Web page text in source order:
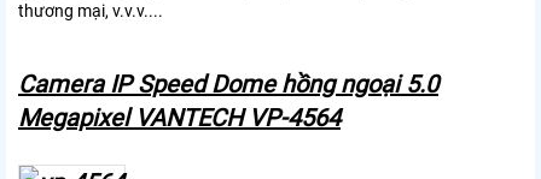
thương mại, v.v.v....
Camera IP Speed Dome hồng ngoại 5.0
Megapixel VANTECH VP-4564